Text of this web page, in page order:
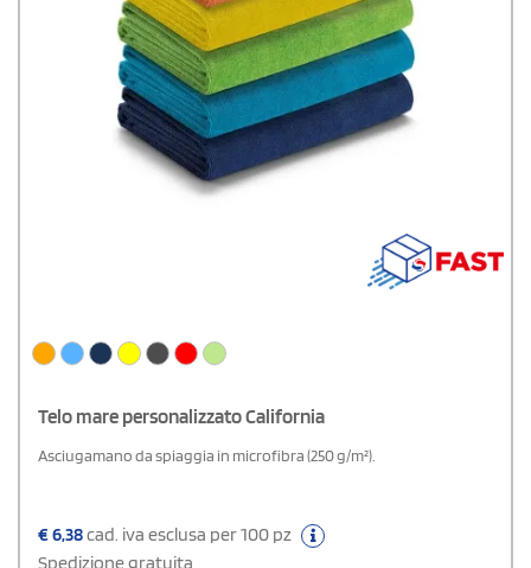
Telo mare personalizzato California
Asciugamano da spiaggia in microfibra (250 g/m²).
€6,38cad. iva esclusa per 100 pz
Spedizione gratuita